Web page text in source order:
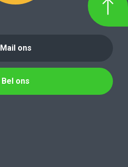
Mail ons
Bel ons